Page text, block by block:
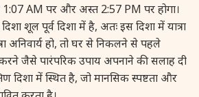
Rakhi
Raksha Bandhan
1:07 AM पर और अस्त 2:57 PM पर होगा।
शूल पूर्व दिशा में है, अतः इस दिशा में यात्रा
अनिवार्य हो, तो घर से निकलने से पहले
जैसे पारंपरिक उपाय अपनाने की सलाह दी
दिशा में स्थित है, जो मानसिक स्पष्टता और